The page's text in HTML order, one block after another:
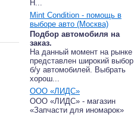
Н...
Mint Condition - помощь в
выборе авто (Москва)
Подбор автомобиля на
заказ.
На данный момент на рынке
представлен широкий выбор
б/у автомобилей. Выбрать
хорош...
ООО «ЛИДС»
ООО «ЛИДС» - магазин
«Запчасти для иномарок»